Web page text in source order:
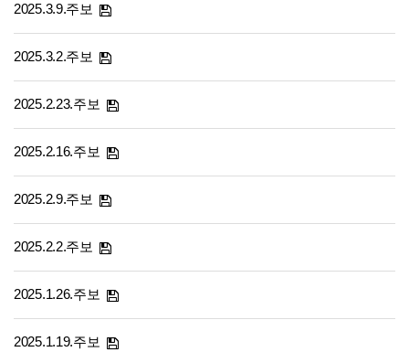
2025.3.9.주보
2025.3.2.주보
2025.2.23.주보
2025.2.16.주보
2025.2.9.주보
2025.2.2.주보
2025.1.26.주보
2025.1.19.주보